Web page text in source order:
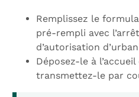
Remplissez le
pré-rempli avec
d’autorisation
Déposez-le à
transmettez-le par